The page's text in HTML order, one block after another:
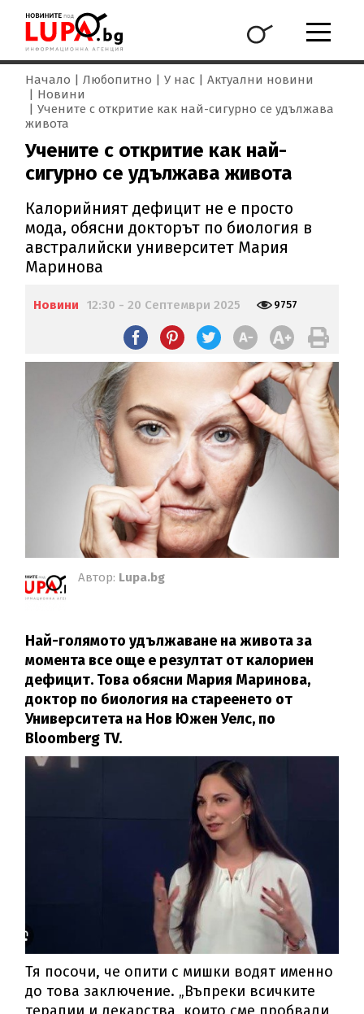
Начало Любопитно У нас
Актуални новини
Новини
Учените с откритие как най-сигурно се удължава
живота
Учените с откритие как най-
сигурно се удължава живота
Калорийният дефицит не е просто
мода, обясни докторът по биология в
австралийски университет Мария
Маринова
Новини 12:30 - 20 Септември 2025 9757
Автор: Lupa.bg
Най-голямото удължаване на живота за
момента все още е резултат от калориен
дефицит. Това обясни Мария Маринова,
доктор по биология на стареенето от
Университета на Нов Южен Уелс, по
Bloomberg TV.
Тя посочи, че опити с мишки водят именно
до това заключение. „Въпреки всичките